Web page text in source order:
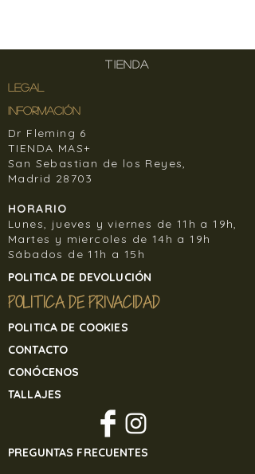
TIENDA
LEGAL
INFORMACIÓN
Dr Fleming 6
TIENDA MAS+
San Sebastian de los Reyes,
Madrid 28703
HORARIO
Lunes, jueves y viernes de 11h a 19h,
Martes y miercoles de 14h a 19h
Sábados de 11h a 15h
POLITICA DE DEVOLUCIÓN
POLITICA DE PRIVACIDAD
POLITICA DE COOKIES
CONTACTO
CONÓCENOS
TALLAJES
PREGUNTAS FRECUENTES